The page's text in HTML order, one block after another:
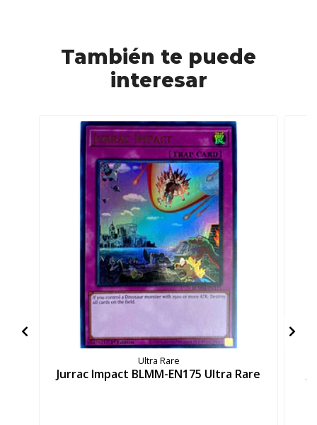
También te puede
interesar
Ultra Rare
Jurrac Impact BLMM-EN175 Ultra Rare